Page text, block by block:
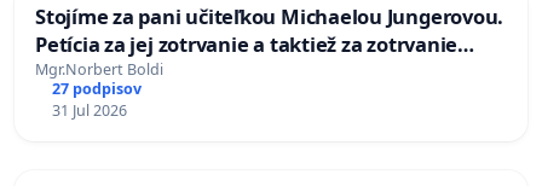
Stojíme za pani učiteľkou Michaelou Jungerovou.
Petícia za jej zotrvanie a taktiež za zotrvanie
jednej triedy v MŠ
Mgr.Norbert Boldi
27 podpisov
31 Jul 2026